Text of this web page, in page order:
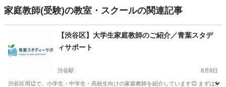
家庭教師(受験)の教室・スクールの関連記事
【渋谷区】大学生家庭教師のご紹介／青葉スタデ
ィサポート
渋谷駅 8月8日
渋谷区周辺で、小学生・中学生・高校生向けの家庭教師を紹介しています😊 まずは